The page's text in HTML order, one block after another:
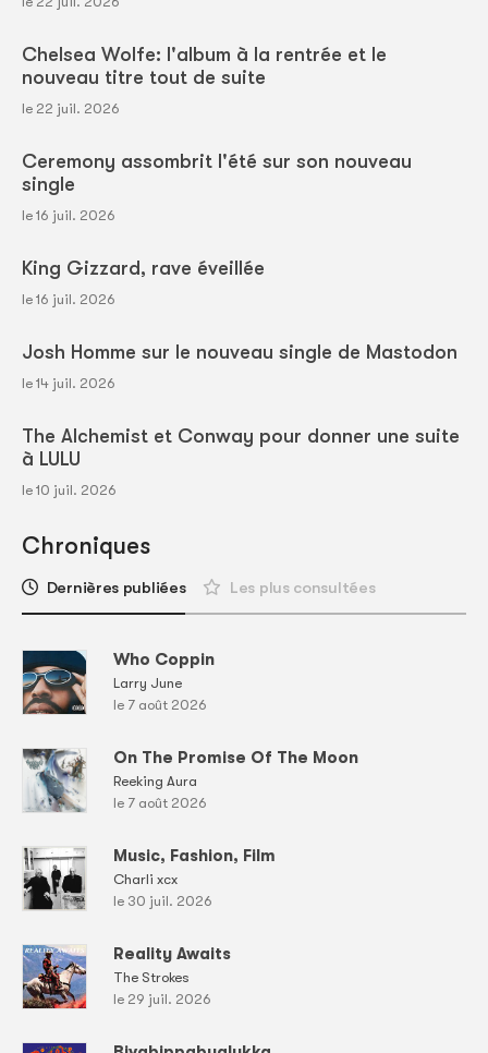
Chelsea Wolfe: l'album à la rentrée et le
nouveau titre tout de suite
le 22 juil. 2026
Ceremony assombrit l'été sur son nouveau
single
le 16 juil. 2026
King Gizzard, rave éveillée
le 16 juil. 2026
Josh Homme sur le nouveau single de Mastodon
le 14 juil. 2026
The Alchemist et Conway pour donner une suite
à LULU
le 10 juil. 2026
Chroniques
Dernières publiées Les plus consultées
Who Coppin
Larry June
le 7 août 2026
On The Promise Of The Moon
Reeking Aura
le 7 août 2026
Music, Fashion, Film
Charli xcx
le 30 juil. 2026
Reality Awaits
The Strokes
le 29 juil. 2026